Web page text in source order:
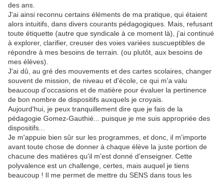
des ans.
J'ai ainsi reconnu certains éléments de ma pratique, qui étaient
alors intuitifs, dans divers courants pédagogiques. Mais, refusant
toute étiquette (autre que syndicale à ce moment là), j'ai continué
à explorer, clarifier, creuser des voies variées suscueptibles de
répondre à mes besoins de terrain. (ou plutôt, aux besoins de
mes élèves).
J'ai dû, au gré des mouvements et des cartes scolaires, changer
souvent de mission, de niveau et d'école, ce qui m'a valu
beaucoup d'occasions et de matière pour évaluer la pertinence
de bon nombre de dispositifs auxquels je croyais.
Aujourd'hui, je peux tranquillement dire que je fais de la
pédagogie Gomez-Gauthié... puisque je me suis appropriée des
dispositifs...
Je m'appuie bien sûr sur les programmes, et donc, il m'importe
avant toute chose de donner à chaque élève la juste portion de
chacune des matières qu'il m'est donné d'enseigner. Cette
polyvalence est un challenge, certes, mais auquel je tiens
beaucoup ! Il me permet de mettre du SENS dans tous les